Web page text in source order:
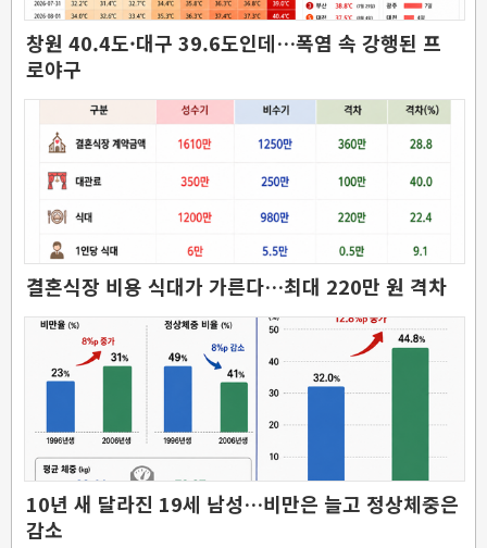
창원 40.4도·대구 39.6도인데…폭염 속 강행된 프
로야구
결혼식장 비용 식대가 가른다…최대 220만 원 격차
10년 새 달라진 19세 남성…비만은 늘고 정상체중은
감소